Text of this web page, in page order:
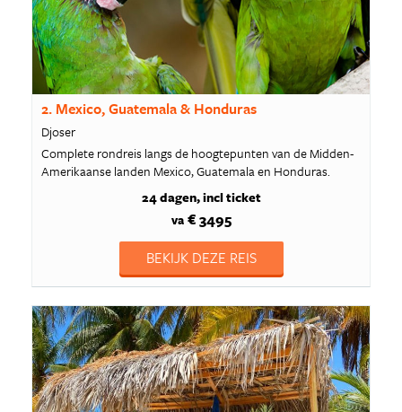
2. Mexico, Guatemala & Honduras
Djoser
Complete rondreis langs de hoogtepunten van de Midden-
Amerikaanse landen Mexico, Guatemala en Honduras.
24 dagen incl ticket
va€ 3495
BEKIJK DEZE REIS